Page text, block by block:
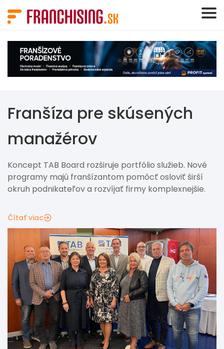
Franšíza pre skúsených
manažérov
Koncept TAB Board rozširuje portfólio služieb. Nové
programy majú franšízantom pomôcť osloviť širší
okruh podnikateľov a rozvíjať firmy komplexnejšie.
Čítať viac